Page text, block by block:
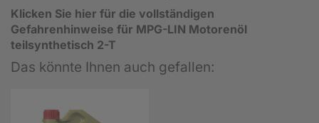
Klicken Sie hier für die vollständigen
Gefahrenhinweise für MPG-LIN Motorenöl
teilsynthetisch 2-T
Das könnte Ihnen auch gefallen: